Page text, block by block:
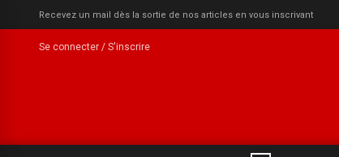
Recevez un mail dès la sortie de nos articles en vous inscrivant
Se connecter / S'inscrire